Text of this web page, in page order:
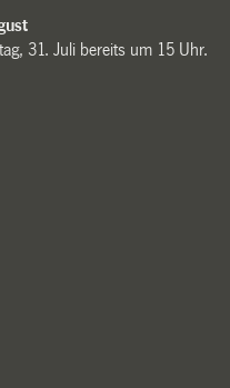
31. Juli bereits um 15 Uhr.